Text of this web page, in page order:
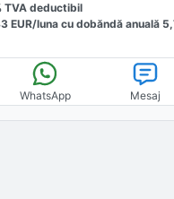
TVA deductibil
EUR/luna cu dobăndă anuală
WhatsApp Mesaj